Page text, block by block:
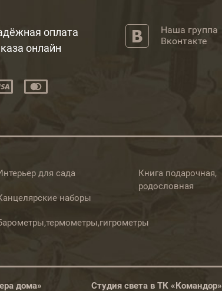
оплата
онлайн
Наша группа
Вконтакте
для сада
наборы
Книга подарочная,
родословная
дома» Студия света в ТК «Командор»